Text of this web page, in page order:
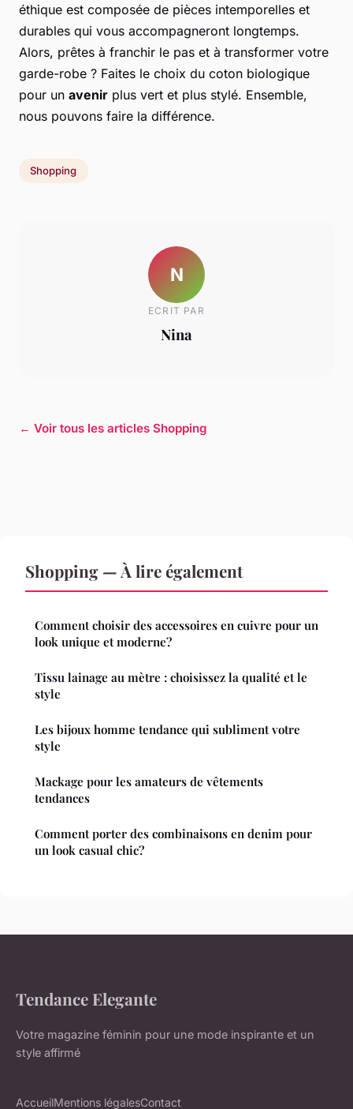
éthique est composée de pièces intemporelles et
durables qui vous accompagneront longtemps.
Alors, prêtes à franchir le pas et à transformer votre
garde-robe ? Faites le choix du coton biologique
pour un avenir plus vert et plus stylé. Ensemble,
nous pouvons faire la différence.
Shopping
N
ECRIT PAR
Nina
← Voir tous les articles Shopping
Shopping — À lire également
Comment choisir des accessoires en cuivre pour un
look unique et moderne?
Tissu lainage au mètre : choisissez la qualité et le
style
Les bijoux homme tendance qui subliment votre
style
Mackage pour les amateurs de vêtements
tendances
Comment porter des combinaisons en denim pour
un look casual chic?
Tendance Elegante
Votre magazine féminin pour une mode inspirante et un
style affirmé
AccueilMentions légalesContact